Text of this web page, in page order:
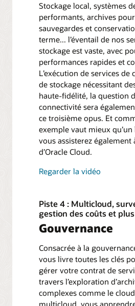
Stockage local, systèmes
performants, archives
sauvegardes et
terme... l’éventail de nos
stockage est vaste, avec
performances rapides et
L’exécution de services de
de stockage nécessitant
haute-fidélité, la question
connectivité sera
ce troisième opus. Et
exemple vaut mieux
vous assisterez également
d’Oracle Cloud.
Regarder la vidéo
Piste 4 : Multicloud,
gestion des coûts et
Gouvernance
Consacrée à la
vous livre toutes les clés
gérer votre contrat de
travers l’exploration
complexes comme le